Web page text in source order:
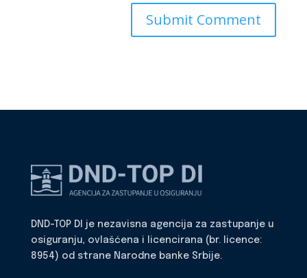
DND-TOP DI je nezavisna agencija za zastupanje u
osiguranju, ovlašćena i licencirana (br. licence:
8954) od strane Narodne banke Srbije.